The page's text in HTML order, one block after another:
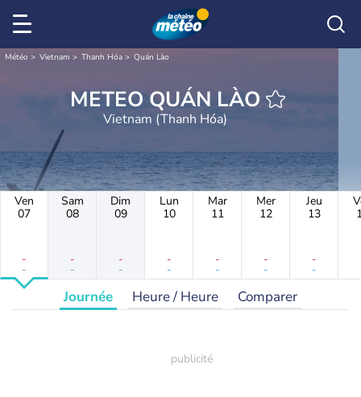
Météo Vietnam Thanh Hóa Quán Lào
METEO QUÁN LÀO
Vietnam (Thanh Hóa)
Ven
07
-
-
Sam
08
-
-
Dim
09
-
-
Lun
10
-
-
Mar
11
-
-
Mer
12
-
-
Jeu
13
-
-
Journée Heure / Heure Comparer